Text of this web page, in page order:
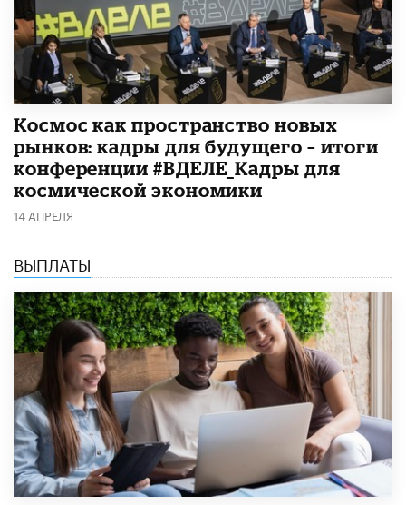
Космос как пространство новых
рынков: кадры для будущего – итоги
конференции #ВДЕЛЕ_Кадры для
космической экономики
14 АПРЕЛЯ
ВЫПЛАТЫ